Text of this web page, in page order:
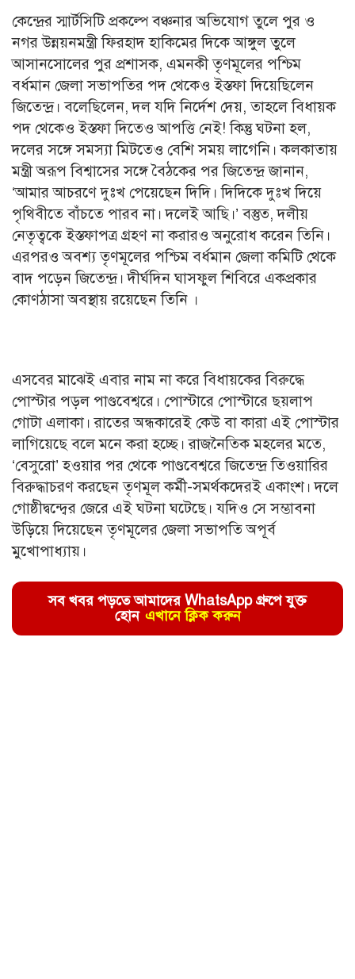
কেন্দ্রের স্মার্টসিটি প্রকল্পে বঞ্চনার অভিযোগ তুলে পুর ও
নগর উন্নয়নমন্ত্রী ফিরহাদ হাকিমের দিকে আঙ্গুল তুলে
আসানসোলের পুর প্রশাসক, এমনকী তৃণমূলের পশ্চিম
বর্ধমান জেলা সভাপতির পদ থেকেও ইস্তফা দিয়েছিলেন
জিতেন্দ্র। বলেছিলেন, দল যদি নির্দেশ দেয়, তাহলে বিধায়ক
পদ থেকেও ইস্তফা দিতেও আপত্তি নেই! কিন্তু ঘটনা হল,
দলের সঙ্গে সমস্যা মিটতেও বেশি সময় লাগেনি। কলকাতায়
মন্ত্রী অরূপ বিশ্বাসের সঙ্গে বৈঠকের পর জিতেন্দ্র জানান,
‘আমার আচরণে দুঃখ পেয়েছেন দিদি। দিদিকে দুঃখ দিয়ে
পৃথিবীতে বাঁচতে পারব না। দলেই আছি।’ বস্তুত, দলীয়
নেতৃত্বকে ইস্তফাপত্র গ্রহণ না করারও অনুরোধ করেন তিনি।
এরপরও অবশ্য তৃণমূলের পশ্চিম বর্ধমান জেলা কমিটি থেকে
বাদ পড়েন জিতেন্দ্র। দীর্ঘদিন ঘাসফুল শিবিরে একপ্রকার
কোণঠাসা অবস্থায় রয়েছেন তিনি ।
এসবের মাঝেই এবার নাম না করে বিধায়কের বিরুদ্ধে
পোস্টার পড়ল পাণ্ডবেশ্বরে। পোস্টারে পোস্টারে ছয়লাপ
গোটা এলাকা। রাতের অন্ধকারেই কেউ বা কারা এই পোস্টার
লাগিয়েছে বলে মনে করা হচ্ছে। রাজনৈতিক মহলের মতে,
‘বেসুরো’ হওয়ার পর থেকে পাণ্ডবেশ্বরে জিতেন্দ্র তিওয়ারির
বিরুদ্ধাচরণ করছেন তৃণমূল কর্মী-সমর্থকদেরই একাংশ। দলে
গোষ্ঠীদ্বন্দ্বের জেরে এই ঘটনা ঘটেছে। যদিও সে সম্ভাবনা
উড়িয়ে দিয়েছেন তৃণমূলের জেলা সভাপতি অপূর্ব
মুখোপাধ্যায়।
সব খবর পড়তে আমাদের WhatsApp গ্রুপে যুক্ত
হোন এখানে ক্লিক করুন